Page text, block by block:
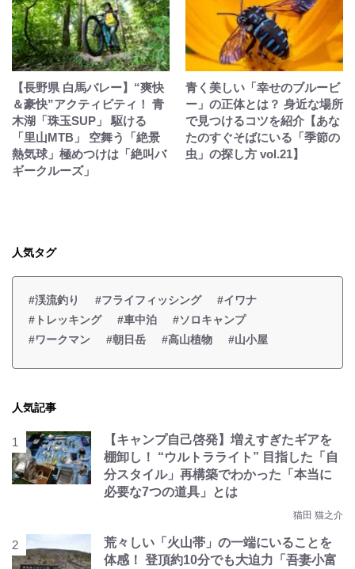
【長野県 白馬バレー】“爽快
＆豪快”アクティビティ！ 青
木湖「珠玉SUP」 駆ける
「里山MTB」 空舞う「絶景
熱気球」極めつけは「絶叫バ
ギークルーズ」
青く美しい「幸せのブルービ
ー」の正体とは？ 身近な場所
で見つけるコツを紹介【あな
たのすぐそばにいる「季節の
虫」の探し方 vol.21】
人気タグ
#渓流釣り #フライフィッシング
#イワナ
#トレッキング
#車中泊
#ソロキャンプ
#ワークマン
#朝日岳 #高山植物 #山小屋
人気記事
【キャンプ自己啓発】増えすぎたギアを
棚卸し！ “ウルトラライト” 目指した「自
分スタイル」再構築でわかった「本当に
必要な7つの道具」とは
猫田 猫之介
荒々しい「火山帯」の一端にいることを
体感！ 登頂約10分でも大迫力「吾妻小富